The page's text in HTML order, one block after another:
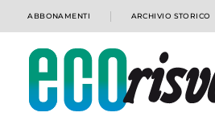
ABBONAMENTI ARCHIVIO STORICO